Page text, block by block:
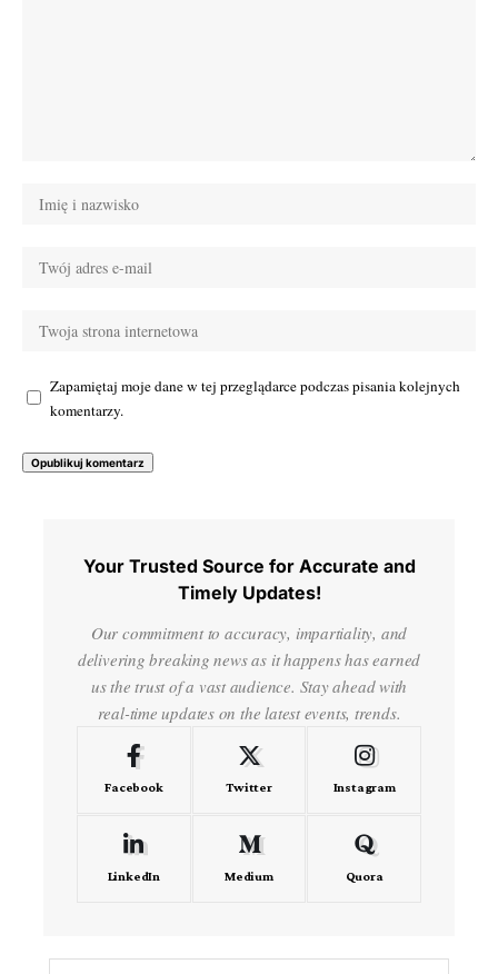
Zapamiętaj moje dane w tej przeglądarce podczas pisania kolejnych
komentarzy.
Your Trusted Source for Accurate and
Timely Updates!
Our commitment to accuracy, impartiality, and
delivering breaking news as it happens has earned
us the trust of a vast audience. Stay ahead with
real-time updates on the latest events, trends.
Facebook Twitter Instagram
LinkedIn Medium Quora